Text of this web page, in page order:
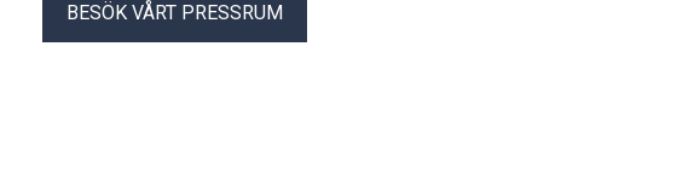
BESÖK VÅRT PRESSRUM